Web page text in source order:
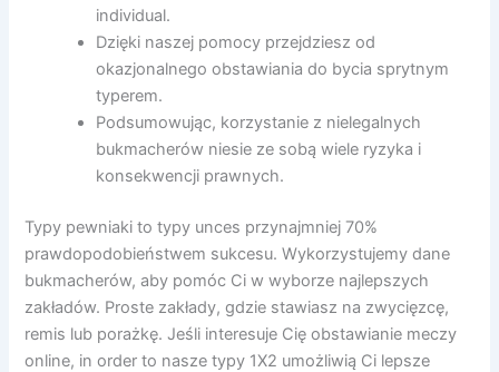
individual.
Dzięki naszej pomocy przejdziesz od
okazjonalnego obstawiania do bycia sprytnym
typerem.
Podsumowując, korzystanie z nielegalnych
bukmacherów niesie ze sobą wiele ryzyka i
konsekwencji prawnych.
Typy pewniaki to typy unces przynajmniej 70%
prawdopodobieństwem sukcesu. Wykorzystujemy dane
bukmacherów, aby pomóc Ci w wyborze najlepszych
zakładów. Proste zakłady, gdzie stawiasz na zwycięzcę,
remis lub porażkę. Jeśli interesuje Cię obstawianie meczy
online, in order to nasze typy 1X2 umożliwią Ci lepsze